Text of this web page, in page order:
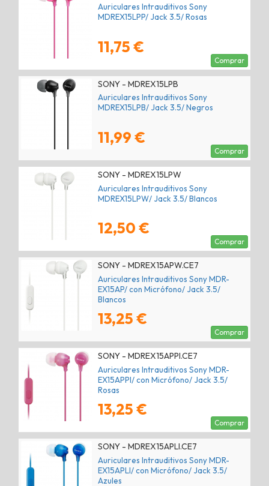
Auriculares Intrauditivos Sony
MDREX15LPP/ Jack 3.5/ Rosas
11,75 €
Comprar
SONY - MDREX15LPB
Auriculares Intrauditivos Sony
MDREX15LPB/ Jack 3.5/ Negros
11,99 €
Comprar
SONY - MDREX15LPW
Auriculares Intrauditivos Sony
MDREX15LPW/ Jack 3.5/ Blancos
12,50 €
Comprar
SONY - MDREX15APW.CE7
Auriculares Intrauditivos Sony MDR-
EX15AP/ con Micrófono/ Jack 3.5/
Blancos
13,25 €
Comprar
SONY - MDREX15APPI.CE7
Auriculares Intrauditivos Sony MDR-
EX15APPI/ con Micrófono/ Jack 3.5/
Rosas
13,25 €
Comprar
SONY - MDREX15APLI.CE7
Auriculares Intrauditivos Sony MDR-
EX15APLI/ con Micrófono/ Jack 3.5/
Azules